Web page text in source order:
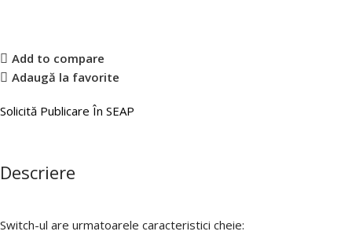
Add to compare
Adaugă la favorite
Solicită Publicare În SEAP
Descriere
Switch-ul are urmatoarele caracteristici cheie: